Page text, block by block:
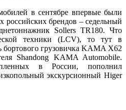
в сентябре впервые были
российских брендов – седельный
Sollers TR180. Что
техники (LCV), то тут в
бортового грузовичка KAMA X62
Shandong KAMA Automobile.
в России, пополнил
экскурсионный Higer